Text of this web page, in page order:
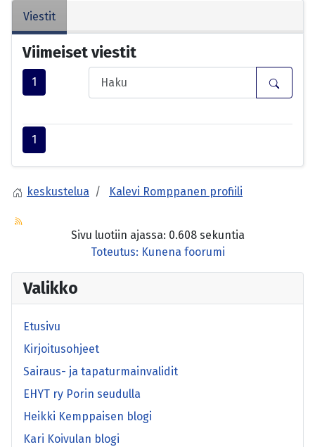
Viestit
Viimeiset viestit
1
1
keskustelua Kalevi Romppanen profiili
Sivu luotiin ajassa: 0.608 sekuntia
Toteutus: Kunena foorumi
Valikko
Etusivu
Kirjoitusohjeet
Sairaus- ja tapaturmainvalidit
EHYT ry Porin seudulla
Heikki Kemppaisen blogi
Kari Koivulan blogi